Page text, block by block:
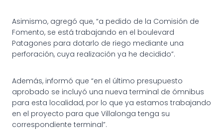
Asimismo, agregó que, “a pedido de la Comisión de
Fomento, se está trabajando en el boulevard
Patagones para dotarlo de riego mediante una
perforación, cuya realización ya he decidido”.
Además, informó que “en el último presupuesto
aprobado se incluyó una nueva terminal de ómnibus
para esta localidad, por lo que ya estamos trabajando
en el proyecto para que Villalonga tenga su
correspondiente terminal”.